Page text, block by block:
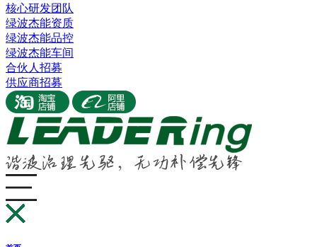
核心研发团队
绿波杰能资质
绿波杰能品控
绿波杰能车间
合伙人招募
供应商招募